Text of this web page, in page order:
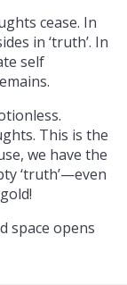
cease. In
in ‘truth’. In
self
This is the
we have the
‘truth’—even
space opens